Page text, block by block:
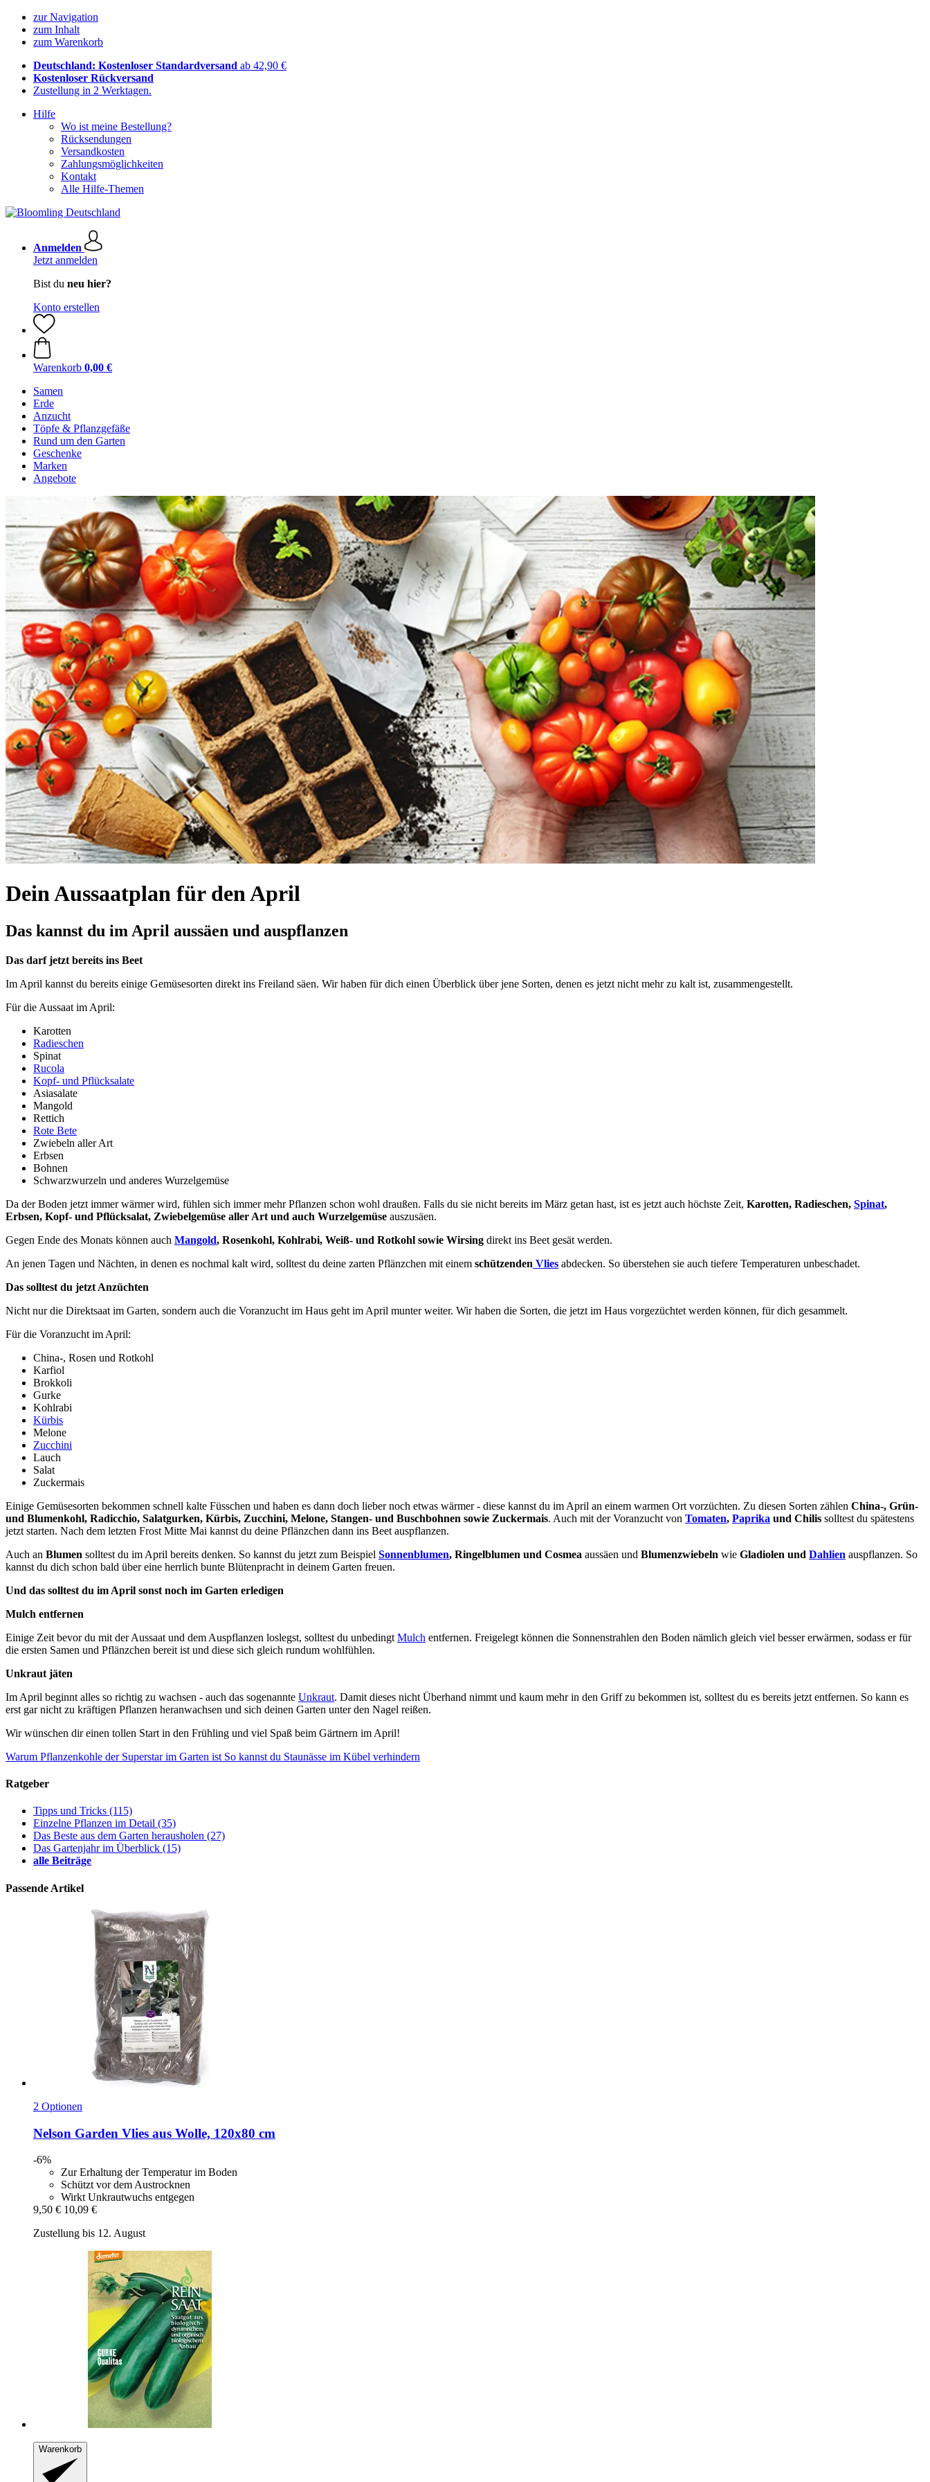
zur Navigation
zum Inhalt
zum Warenkorb
Deutschland: Kostenloser Standardversand ab 42,90 €
Kostenloser Rückversand
Zustellung in 2 Werktagen.
Hilfe
Wo ist meine Bestellung?
Rücksendungen
Versandkosten
Zahlungsmöglichkeiten
Kontakt
Alle Hilfe-Themen
Anmelden
Jetzt anmelden
Bist du neu hier?
Konto erstellen
Warenkorb 0,00 €
Samen
Erde
Anzucht
Töpfe & Pflanzgefäße
Rund um den Garten
Geschenke
Marken
Angebote
Dein Aussaatplan für den April
Das kannst du im April aussäen und auspflanzen
Das darf jetzt bereits ins Beet
Im April kannst du bereits einige Gemüsesorten direkt ins Freiland säen. Wir haben für dich einen Überblick über jene Sorten, denen es jetzt nicht mehr zu kalt ist, zusammengestellt.
Für die Aussaat im April:
Karotten
Radieschen
Spinat
Rucola
Kopf- und Pflücksalate
Asiasalate
Mangold
Rettich
Rote Bete
Zwiebeln aller Art
Erbsen
Bohnen
Schwarzwurzeln und anderes Wurzelgemüse
Da der Boden jetzt immer wärmer wird, fühlen sich immer mehr Pflanzen schon wohl draußen. Falls du sie nicht bereits im März getan hast, ist es jetzt auch höchste Zeit, Karotten, Radieschen, Spinat,
Erbsen, Kopf- und Pflücksalat, Zwiebelgemüse aller Art und auch Wurzelgemüse auszusäen.
Gegen Ende des Monats können auch Mangold, Rosenkohl, Kohlrabi, Weiß- und Rotkohl sowie Wirsing direkt ins Beet gesät werden.
An jenen Tagen und Nächten, in denen es nochmal kalt wird, solltest du deine zarten Pflänzchen mit einem schützenden Vlies abdecken. So überstehen sie auch tiefere Temperaturen unbeschadet.
Das solltest du jetzt Anzüchten
Nicht nur die Direktsaat im Garten, sondern auch die Voranzucht im Haus geht im April munter weiter. Wir haben die Sorten, die jetzt im Haus vorgezüchtet werden können, für dich gesammelt.
Für die Voranzucht im April:
China-, Rosen und Rotkohl
Karfiol
Brokkoli
Gurke
Kohlrabi
Kürbis
Melone
Zucchini
Lauch
Salat
Zuckermais
Einige Gemüsesorten bekommen schnell kalte Füsschen und haben es dann doch lieber noch etwas wärmer - diese kannst du im April an einem warmen Ort vorzüchten. Zu diesen Sorten zählen China-, Grün-
und Blumenkohl, Radicchio, Salatgurken, Kürbis, Zucchini, Melone, Stangen- und Buschbohnen sowie Zuckermais. Auch mit der Voranzucht von Tomaten, Paprika und Chilis solltest du spätestens
jetzt starten. Nach dem letzten Frost Mitte Mai kannst du deine Pflänzchen dann ins Beet auspflanzen.
Auch an Blumen solltest du im April bereits denken. So kannst du jetzt zum Beispiel Sonnenblumen, Ringelblumen und Cosmea aussäen und Blumenzwiebeln wie Gladiolen und Dahlien auspflanzen. So
kannst du dich schon bald über eine herrlich bunte Blütenpracht in deinem Garten freuen.
Und das solltest du im April sonst noch im Garten erledigen
Mulch entfernen
Einige Zeit bevor du mit der Aussaat und dem Auspflanzen loslegst, solltest du unbedingt Mulch entfernen. Freigelegt können die Sonnenstrahlen den Boden nämlich gleich viel besser erwärmen, sodass er für
die ersten Samen und Pflänzchen bereit ist und diese sich gleich rundum wohlfühlen.
Unkraut jäten
Im April beginnt alles so richtig zu wachsen - auch das sogenannte Unkraut. Damit dieses nicht Überhand nimmt und kaum mehr in den Griff zu bekommen ist, solltest du es bereits jetzt entfernen. So kann es
erst gar nicht zu kräftigen Pflanzen heranwachsen und sich deinen Garten unter den Nagel reißen.
Wir wünschen dir einen tollen Start in den Frühling und viel Spaß beim Gärtnern im April!
Warum Pflanzenkohle der Superstar im Garten ist So kannst du Staunässe im Kübel verhindern
Ratgeber
Tipps und Tricks (115)
Einzelne Pflanzen im Detail (35)
Das Beste aus dem Garten herausholen (27)
Das Gartenjahr im Überblick (15)
alle Beiträge
Passende Artikel
2 Optionen
Nelson Garden Vlies aus Wolle, 120x80 cm
-6%
Zur Erhaltung der Temperatur im Boden
Schützt vor dem Austrocknen
Wirkt Unkrautwuchs entgegen
9,50 € 10,09 €
Zustellung bis 12. August
Warenkorb